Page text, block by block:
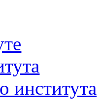
института